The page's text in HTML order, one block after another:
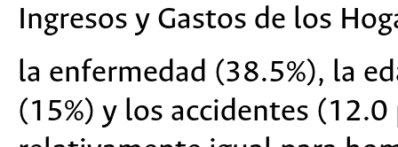
Ingresos y Gastos de los
la enfermedad (38.5%), la
(15%) y los accidentes